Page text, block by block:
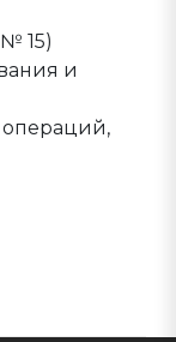
15)
и
операций,